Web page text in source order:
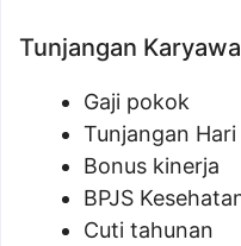
Tunjangan
Gaji pokok
Tunjangan Hari
Bonus kinerja
BPJS
Cuti tahunan